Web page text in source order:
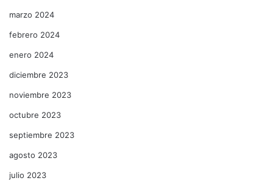
marzo 2024
febrero 2024
enero 2024
diciembre 2023
noviembre 2023
octubre 2023
septiembre 2023
agosto 2023
julio 2023